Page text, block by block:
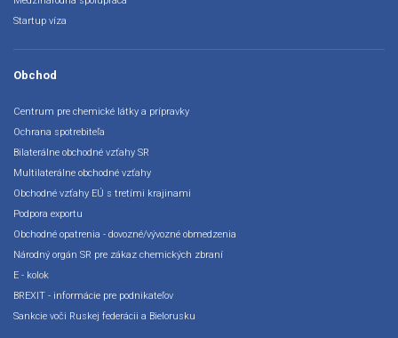
Startup víza
Obchod
Centrum pre chemické látky a prípravky
Ochrana spotrebiteľa
Bilaterálne obchodné vzťahy SR
Multilaterálne obchodné vzťahy
Obchodné vzťahy EÚ s tretími krajinami
Podpora exportu
Obchodné opatrenia - dovozné/vývozné obmedzenia
Národný orgán SR pre zákaz chemických zbraní
E - kolok
BREXIT - informácie pre podnikateľov
Sankcie voči Ruskej federácii a Bielorusku